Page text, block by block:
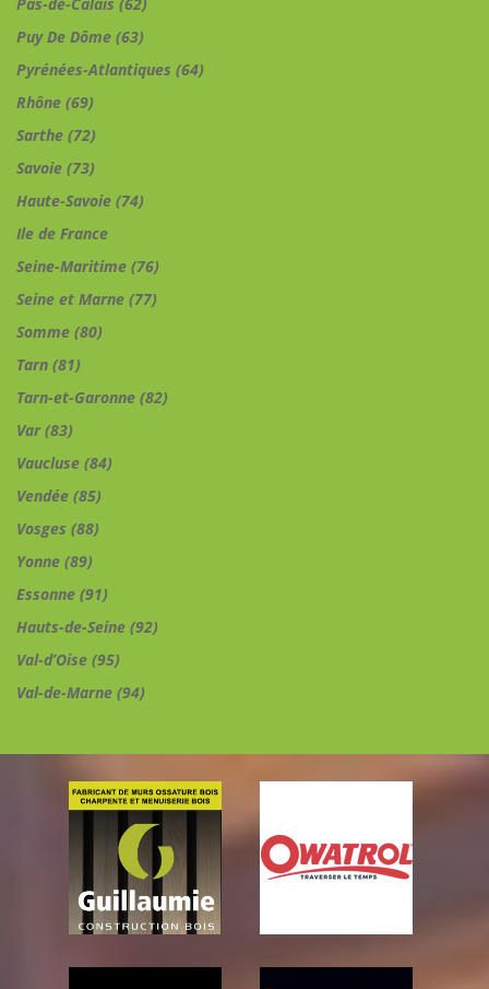
Puy De Dôme (63)
Pyrénées-Atlantiques (64)
Rhône (69)
Sarthe (72)
Savoie (73)
Haute-Savoie (74)
Ile de France
Seine-Maritime (76)
Seine et Marne (77)
Somme (80)
Tarn (81)
Tarn-et-Garonne (82)
Var (83)
Vaucluse (84)
Vendée (85)
Vosges (88)
Yonne (89)
Essonne (91)
Hauts-de-Seine (92)
Val-d’Oise (95)
Val-de-Marne (94)